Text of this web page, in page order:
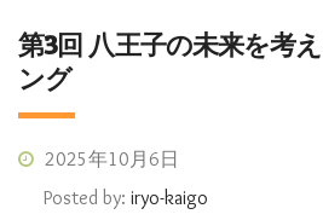
第3回 八王子の未来を考
ング
2025年10月6日
Posted by: iryo-kaigo